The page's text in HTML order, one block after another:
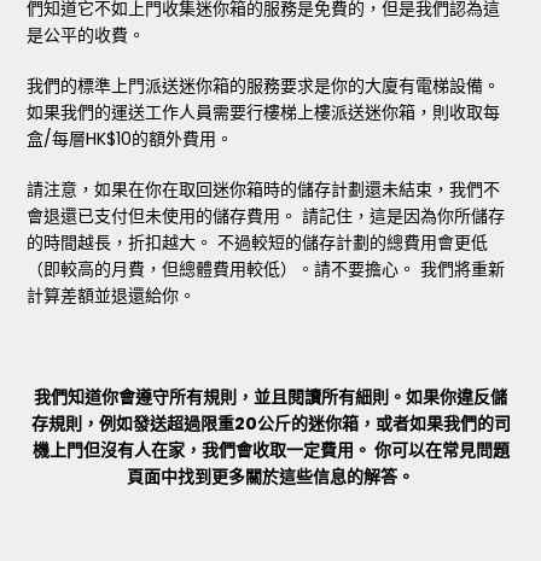
們知道它不如上門收集迷你箱的服務是免費的，但是我們認為這
是公平的收費。
我們的標準上門派送迷你箱的服務要求是你的大廈有電梯設備。
如果我們的運送工作人員需要行樓梯上樓派送迷你箱，則收取每
盒/每層HK$10的額外費用。
請注意，如果在你在取回迷你箱時的儲存計劃還未結束，我們不
會退還已支付但未使用的儲存費用。 請記住，這是因為你所儲存
的時間越長，折扣越大。 不過較短的儲存計劃的總費用會更低
（即較高的月費，但總體費用較低）。請不要擔心。 我們將重新
計算差額並退還給你。
我們知道你會遵守所有規則，並且閱讀所有細則。如果你違反儲
存規則，例如發送超過限重20公斤的迷你箱，或者如果我們的司
機上門但沒有人在家，我們會收取一定費用。 你可以在常見問題
頁面中找到更多關於這些信息的解答。